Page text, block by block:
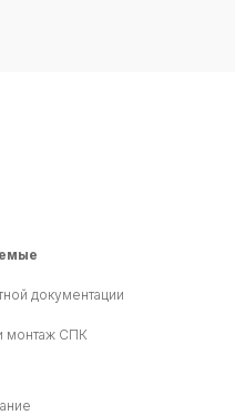
документации
монтаж СПК